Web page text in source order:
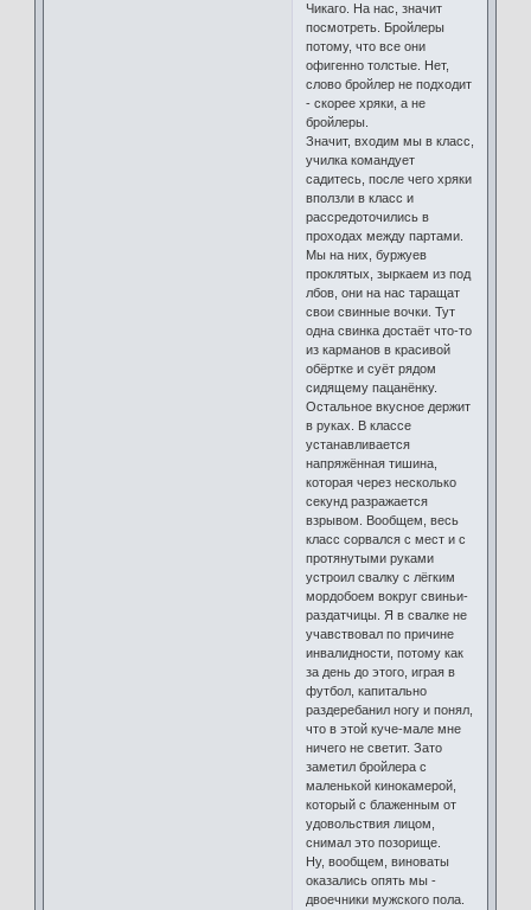
Чикаго. На нас, значит
посмотреть. Бройлеры
потому, что все они
офигенно толстые. Нет,
слово бройлер не подходит
- скорее хряки, а не
бройлеры.
Значит, входим мы в класс,
училка командует
садитесь, после чего хряки
вползли в класс и
рассредоточились в
проходах между партами.
Мы на них, буржуев
проклятых, зыркаем из под
лбов, они на нас таращат
свои свинные вочки. Тут
одна свинка достаёт что-то
из карманов в красивой
обёртке и суёт рядом
сидящему пацанёнку.
Остальное вкусное держит
в руках. В классе
устанавливается
напряжённая тишина,
которая через несколько
секунд разражается
взрывом. Вообщем, весь
класс сорвался с мест и с
протянутыми руками
устроил свалку с лёгким
мордобоем вокруг свиньи-
раздатчицы. Я в свалке не
учавствовал по причине
инвалидности, потому как
за день до этого, играя в
футбол, капитально
раздеребанил ногу и понял,
что в этой куче-мале мне
ничего не светит. Зато
заметил бройлера с
маленькой кинокамерой,
который с блаженным от
удовольствия лицом,
снимал это позорище.
Ну, вообщем, виноваты
оказались опять мы -
двоечники мужского пола.